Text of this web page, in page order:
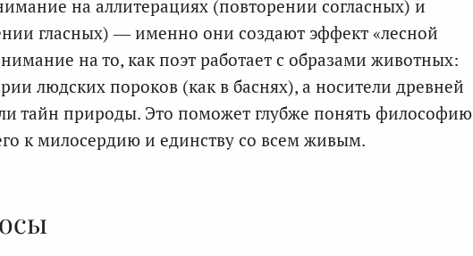
на аллитерациях (повторении согласных) и
гласных) — именно они создают эффект «лесной
на то, как поэт работает с образами животных:
людских пороков (как в баснях), а носители древней
тайн природы. Это поможет глубже понять философию
к милосердию и единству со всем живым.